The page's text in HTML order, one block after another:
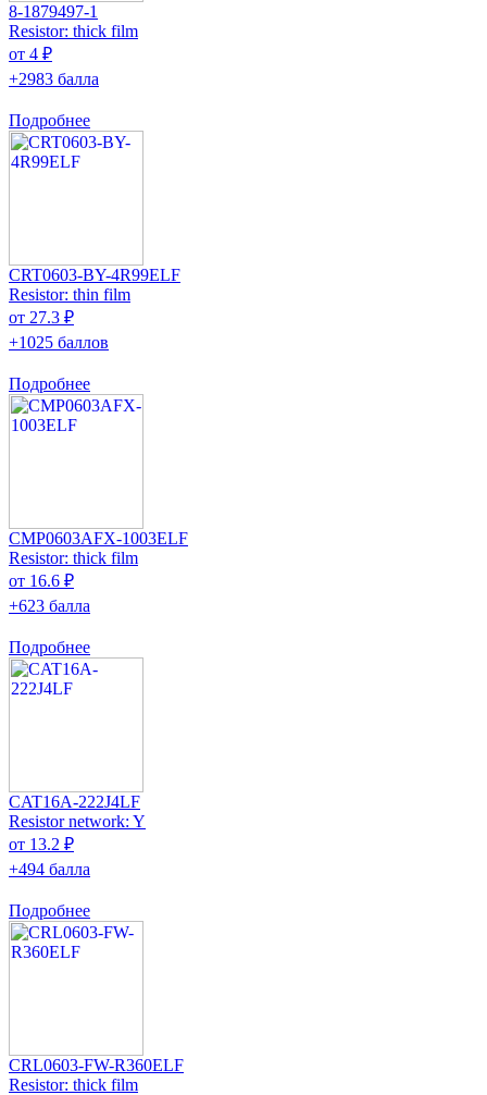
8-1879497-1
Resistor: thick film
от 4 ₽
+2983 балла
Подробнее
CRT0603-BY-4R99ELF
Resistor: thin film
от 27.3 ₽
+1025 баллов
Подробнее
CMP0603AFX-1003ELF
Resistor: thick film
от 16.6 ₽
+623 балла
Подробнее
CAT16A-222J4LF
Resistor network: Y
от 13.2 ₽
+494 балла
Подробнее
CRL0603-FW-R360ELF
Resistor: thick film